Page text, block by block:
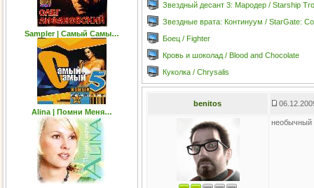
Sampler | Самый Самы…
Alina | Помни Меня…
Звездный десант 3: Мародер / Starship
Звездные врата: Континуум / StarGate:
Боец / Fighter
Кровь и шоколад / Blood and Chocolate
Куколка / Chrysalis
benitos
необычный